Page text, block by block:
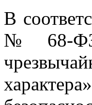
В
№ 68-ФЗ